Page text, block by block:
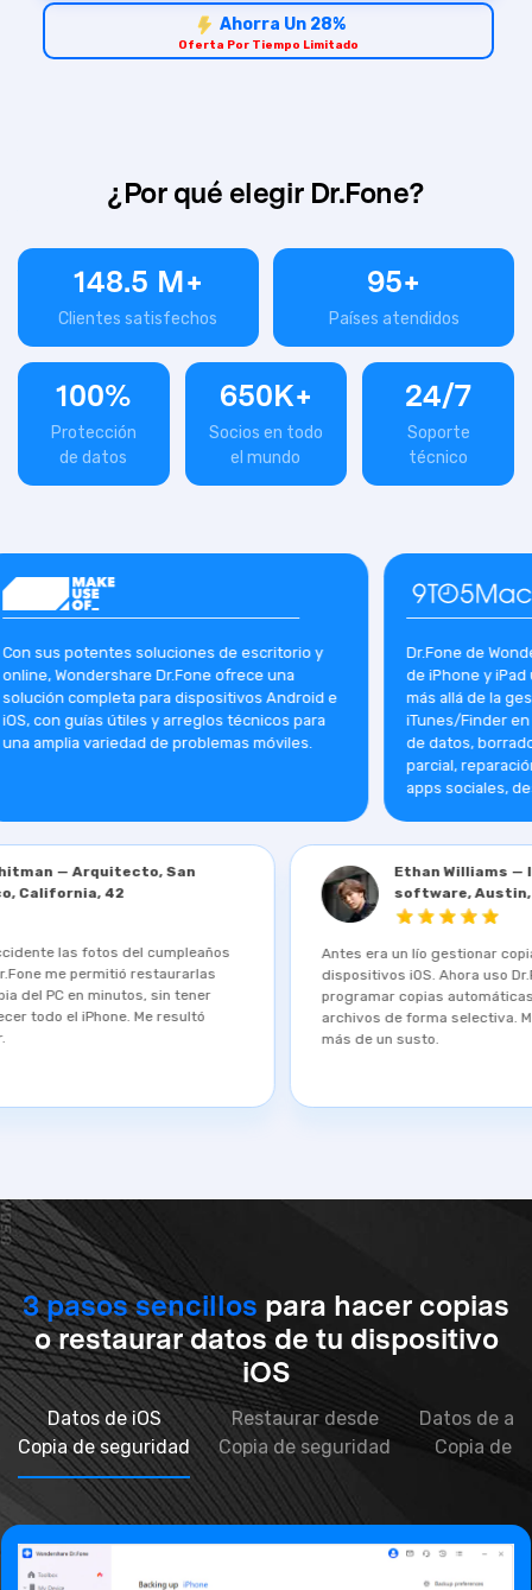
Ahorra Un 28%
Oferta Por Tiempo Limitado
¿Por qué elegir Dr.Fone?
148.5 M+
Clientes satisfechos
95 +
Países atendidos
100%
de datos
650K+
el mundo
24 /7
técnico
Dr.Fone ofrece una
completa para dispositivos Android e
guías útiles y arreglos técnicos para
variedad de problemas móviles.
de iPhone y iPad una
más allá de la gestión
iTunes/Finder en
de datos, borrado o
parcial, reparación del
apps sociales,
Simon Whitman — Arquitecto, San
Francisco, California, 42
mi hija. Dr.Fone me permitió restaurarlas
la copia del PC en minutos, sin tener
restablecer todo el iPhone. Me resultó
de usar.
dispositivos iOS.
programar copias
archivos de forma
más de un susto.
3 pasos sencillos para hacer copias
o restaurar datos de tu dispositivo
iOS
Datos de iOS
Copia de seguridad
Restaurar desde
Copia de seguridad
Datos de
Copia de